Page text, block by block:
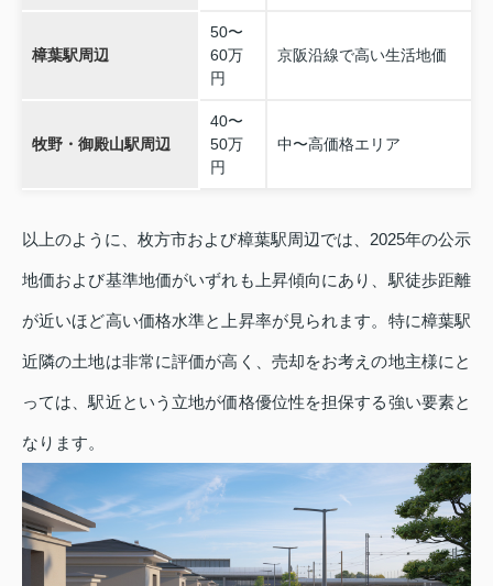
樟葉駅周辺
50〜
60万
円
京阪沿線で高い生活地価
牧野・御殿山駅周辺
40〜
50万
円
中〜高価格エリア
以上のように、枚方市および樟葉駅周辺では、2025年の公示
地価および基準地価がいずれも上昇傾向にあり、駅徒歩距離
が近いほど高い価格水準と上昇率が見られます。特に樟葉駅
近隣の土地は非常に評価が高く、売却をお考えの地主様にと
っては、駅近という立地が価格優位性を担保する強い要素と
なります。